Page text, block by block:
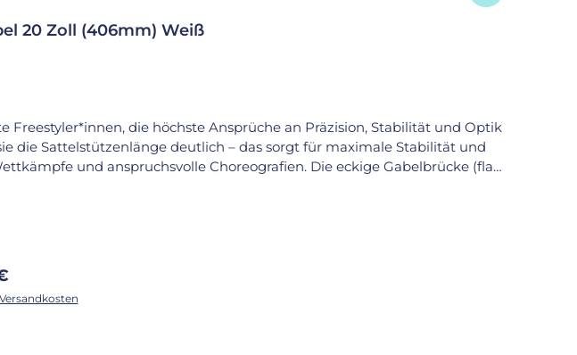
20 Zoll (406mm) Weiß
die höchste Ansprüche an Präzision, Stabilität und Optik
die Sattelstützenlänge deutlich – das sorgt für maximale Stabilität und
und anspruchsvolle Choreografien. Die eckige Gabelbrücke (flat
Kompatible Naben: 100 mm Lagerabstand Gewicht: ca. 850 g Lieferumfang: inkl. Lagerschalen & Schrauben
Preis: